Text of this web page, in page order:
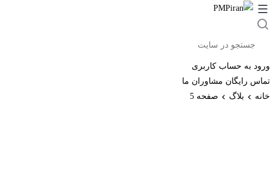
پرش
به
جستجو
ورود به حساب کاربری
تماس رایگان مشاوران ما
خانه
بلاگ صفحه 5